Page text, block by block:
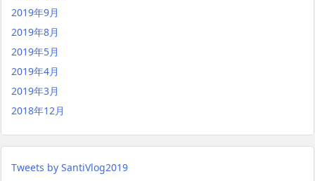
2019年9月
2019年8月
2019年5月
2019年4月
2019年3月
2018年12月
Tweets by SantiVlog2019